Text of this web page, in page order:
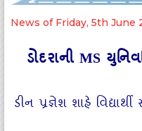
News of Friday, 5th June
ડોદરાની MS
ડીન પ્રજ્ઞેશ શાહે